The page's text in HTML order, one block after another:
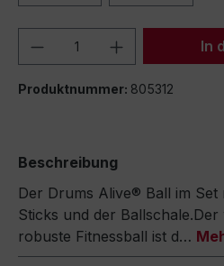
Produkt Anzahl: In
Produktnummer: 805312
Beschreibung
Der Drums Alive® Ball im Set
Sticks und der
robuste Fitnessball ist d…